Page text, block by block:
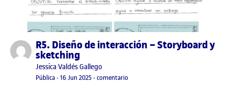
Publicado porR5. Diseño de interacción – Storyboard y
sketching
Publicado por
Jessica Valdés Gallego
Visibilidad:
Pública-Fecha de publicación
16 Jun 202516 junio, 2025 10:11 pm
-comentario